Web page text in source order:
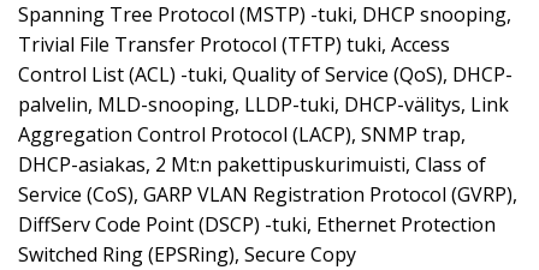
Spanning Tree Protocol (MSTP) -tuki, DHCP snooping,
Trivial File Transfer Protocol (TFTP) tuki, Access
Control List (ACL) -tuki, Quality of Service (QoS), DHCP-
palvelin, MLD-snooping, LLDP-tuki, DHCP-välitys, Link
Aggregation Control Protocol (LACP), SNMP trap,
DHCP-asiakas, 2 Mt:n pakettipuskurimuisti, Class of
Service (CoS), GARP VLAN Registration Protocol (GVRP),
DiffServ Code Point (DSCP) -tuki, Ethernet Protection
Switched Ring (EPSRing), Secure Copy